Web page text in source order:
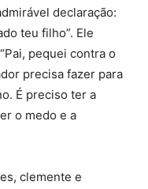
declaração:
teu filho”. Ele
pequei contra o
precisa fazer para
É preciso ter a
o medo e a
clemente e